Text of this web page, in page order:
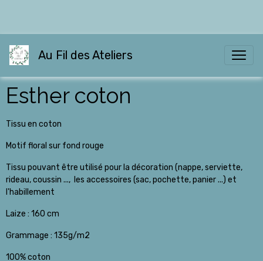
Au Fil des Ateliers
Esther coton
Tissu en coton
Motif floral sur fond rouge
Tissu pouvant être utilisé pour la décoration (nappe, serviette,
rideau, coussin ..., les accessoires (sac, pochette, panier ...) et
l'habillement
Laize : 160 cm
Grammage : 135g/m2
100% coton